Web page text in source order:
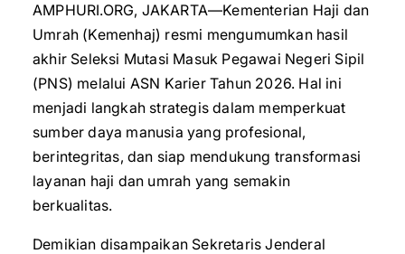
AMPHURI.ORG, JAKARTA—Kementerian Haji dan
Umrah (Kemenhaj) resmi mengumumkan hasil
akhir Seleksi Mutasi Masuk Pegawai Negeri Sipil
(PNS) melalui ASN Karier Tahun 2026. Hal ini
menjadi langkah strategis dalam memperkuat
sumber daya manusia yang profesional,
berintegritas, dan siap mendukung transformasi
layanan haji dan umrah yang semakin
berkualitas.
‎Demikian disampaikan Sekretaris Jenderal